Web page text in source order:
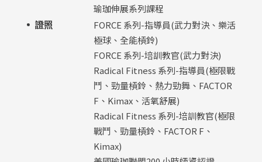
瑜珈伸展系列課程
證照
FORCE 系列-指導員(武力對決、樂活
極球、全能槓鈴)
FORCE 系列-培訓教官(武力對決)
Radical Fitness 系列-指導員(極限戰
鬥、勁量槓鈴、熱力勁舞、FACTOR
F、Kimax、活氧舒展)
Radical Fitness 系列-培訓教官(極限
戰鬥、勁量槓鈴、FACTOR F、
Kimax)